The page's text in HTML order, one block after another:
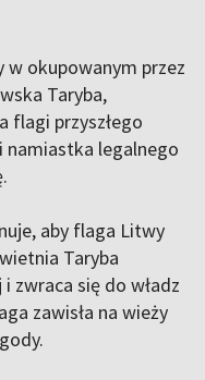
okupowanym przez
Taryba,
flagi przyszłego
namiastka legalnego
aby flaga Litwy
Taryba
zwraca się do władz
zawisła na wieży